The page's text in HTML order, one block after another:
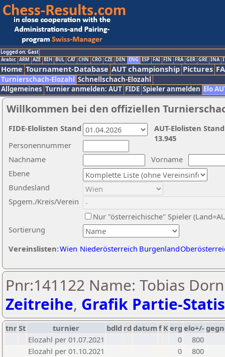
Logged on: Gast
Arabic ARM AZE BIH BUL CAT CHN CRO CZE DEN ENG ESP FAI FIN FRA GER GRE INA
Home Tournament-Database AUT championship Pictures
Turnierschach-Elozahl Schnellschach-Elozahl
Allgemeines Turnier anmelden: AUT FIDE Spieler anmelden Elo
Willkommen bei den offiziellen
Nachname
Vorname
Ebene
Sortierung
Personennummer
Bundesland
Spgem./Kreis/Verein
Nur "österreichische" Spieler
Vereinslisten:Wien Niederösterreich Burgenland
AUT-Elolisten
13.945
FIDE-Elolisten Stand
Pnr:141122 Name: Tobias
Zeitreihe, Grafik Partie-
tnrSt turnier bdld rd datumf Kerg elo+/-
Elozahl per 01.07.2021
0
800
Elozahl per 01.10.2021
0
800